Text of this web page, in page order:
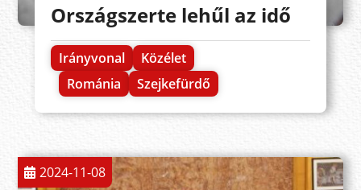
Országszerte lehűl az idő
Irányvonal
Közélet
Románia
Szejkefürdő
2024-11-08